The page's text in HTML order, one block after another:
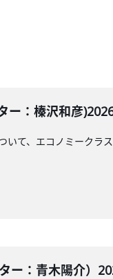
ー：榛沢和彦
て、エコノミークラ
ー：青木陽介）